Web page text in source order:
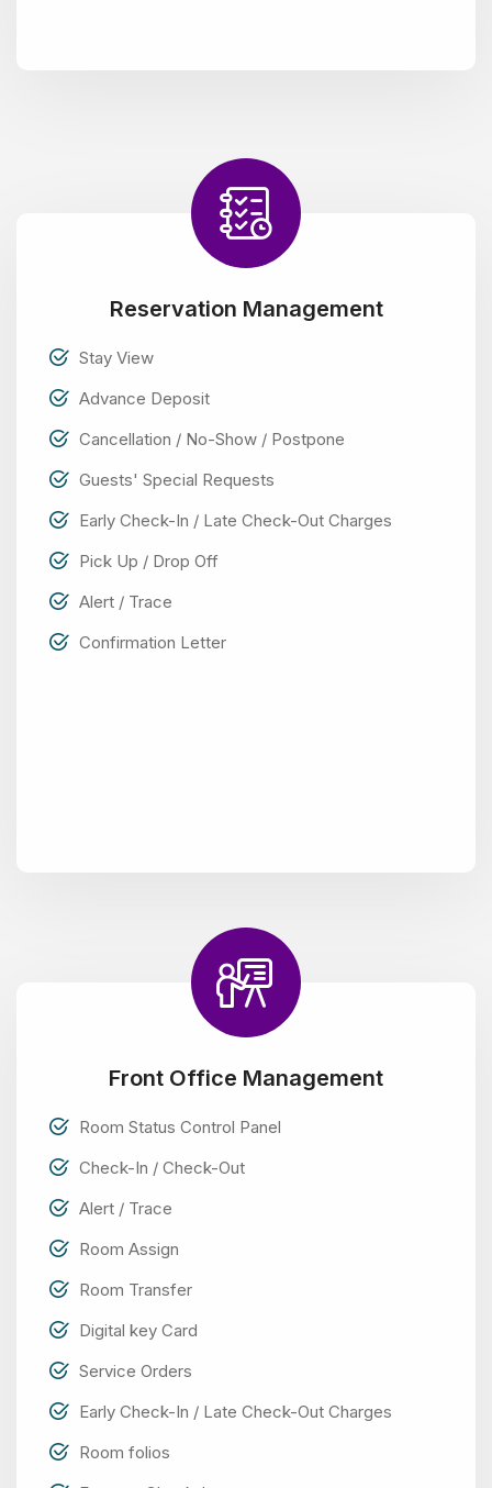
Reservation Management
Stay View
Advance Deposit
Cancellation / No-Show / Postpone
Guests' Special Requests
Early Check-In / Late Check-Out Charges
Pick Up / Drop Off
Alert / Trace
Confirmation Letter
Front Office Management
Room Status Control Panel
Check-In / Check-Out
Alert / Trace
Room Assign
Room Transfer
Digital key Card
Service Orders
Early Check-In / Late Check-Out Charges
Room folios